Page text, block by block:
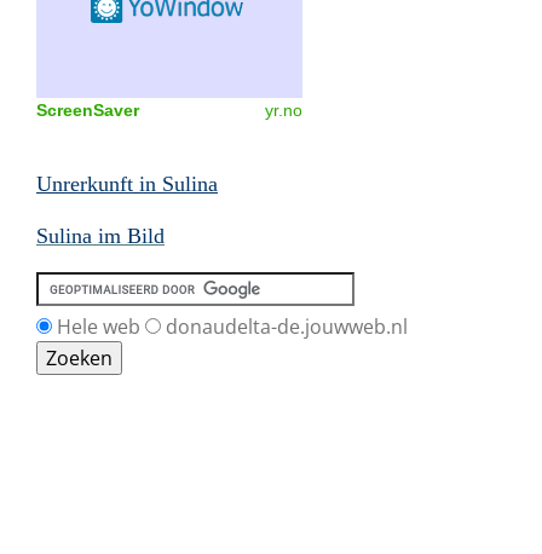
ScreenSaver yr.no
Unrerkunft in Sulina
Sulina im Bild
Hele web donaudelta-de.jouwweb.nl